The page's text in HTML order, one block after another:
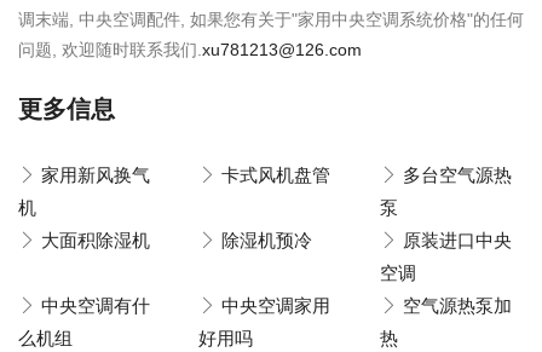
调末端, 中央空调配件, 如果您有关于"家用中央空调系统价格"的任何
问题, 欢迎随时联系我们. xu781213@126.com
更多信息
家用新风换气
机
卡式风机盘管
多台空气源热
泵
大面积除湿机
除湿机预冷
原装进口中央
空调
中央空调有什
么机组
中央空调家用
好用吗
空气源热泵加
热